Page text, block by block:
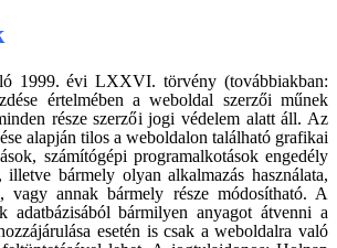
1999. évi LXXVI. törvény (továbbiakban:
értelmében a weboldal szerzői műnek
része szerzői jogi védelem alatt áll. Az
alapján tilos a weboldalon található grafikai
számítógépi programalkotások engedély
illetve bármely olyan alkalmazás használata,
vagy annak bármely része módosítható. A
adatbázisából bármilyen anyagot átvenni a
esetén is csak a weboldalra való